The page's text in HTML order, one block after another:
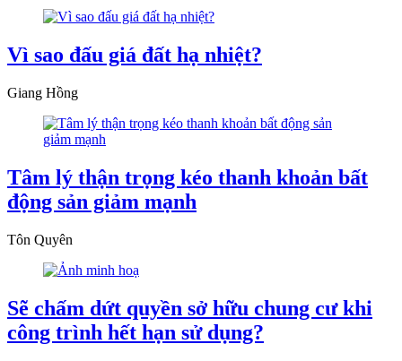
Vì sao đấu giá đất hạ nhiệt?
Giang Hồng
Tâm lý thận trọng kéo thanh khoản bất
động sản giảm mạnh
Tôn Quyên
Sẽ chấm dứt quyền sở hữu chung cư khi
công trình hết hạn sử dụng?